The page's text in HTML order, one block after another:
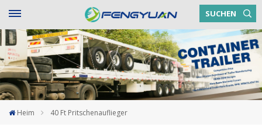
SUCHEN
Heim 40 Ft Pritschenauflieger